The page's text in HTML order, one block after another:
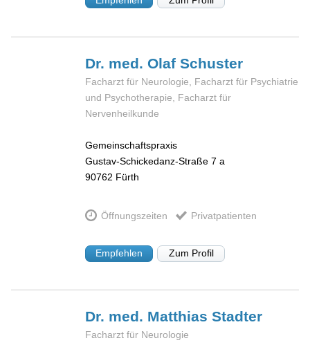
Dr. med. OlafSchuster
Facharzt für Neurologie, Facharzt für Psychiatrie
und Psychotherapie, Facharzt für
Nervenheilkunde
Gemeinschaftspraxis
Gustav-Schickedanz-Straße 7 a
90762 Fürth
Öffnungszeiten Privatpatienten
Empfehlen Zum Profil
Dr. med. MatthiasStadter
Facharzt für Neurologie